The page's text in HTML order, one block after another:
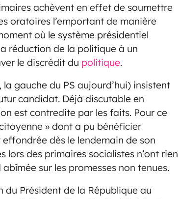
achèvent en effet de soumettre
oratoires l’emportant de manière
où le système présidentiel
réduction de la politique à un
le discrédit du politique.
gauche du PS aujourd’hui) insistent
candidat. Déjà discutable en
est contredite par les faits. Pour ce
» dont a pu bénéficier
dès le lendemain de son
lors des primaires socialistes n’ont rien
sur les promesses non tenues.
du Président de la République au